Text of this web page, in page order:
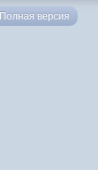
Полная версия